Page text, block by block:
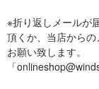
※折り返しメールが
頂くか、当店から
お願い致します。
「